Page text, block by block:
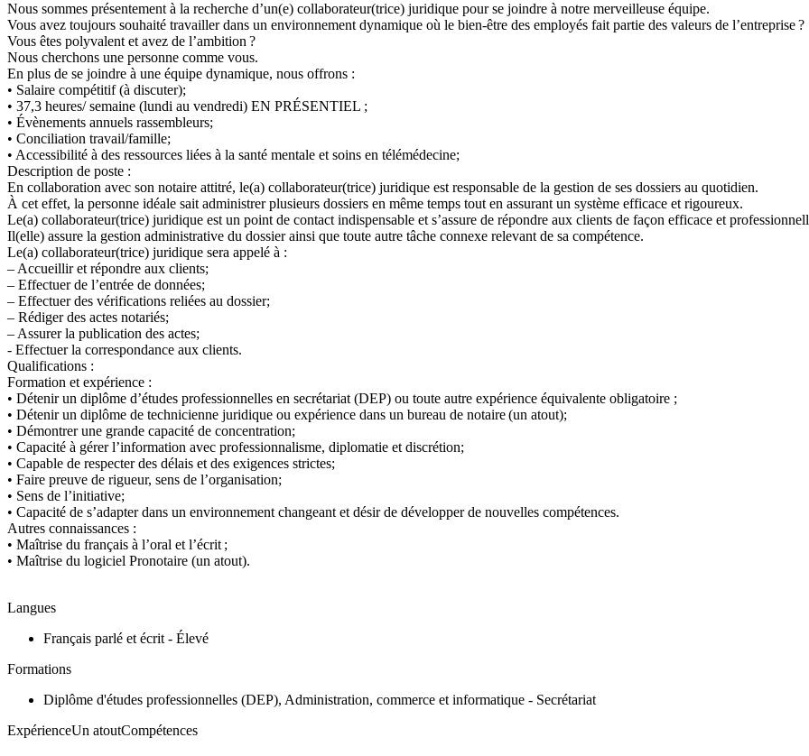
Nous sommes présentement à la recherche d’un(e) collaborateur(trice) juridique pour se joindre à notre merveilleuse équipe.
Vous avez toujours souhaité travailler dans un environnement dynamique où le bien-être des employés fait partie des valeurs de l’entreprise ?
Vous êtes polyvalent et avez de l’ambition ?
Nous cherchons une personne comme vous.
En plus de se joindre à une équipe dynamique, nous offrons :
• Salaire compétitif (à discuter);
• 37,3 heures/ semaine (lundi au vendredi) EN PRÉSENTIEL ;
• Évènements annuels rassembleurs;
• Conciliation travail/famille;
• Accessibilité à des ressources liées à la santé mentale et soins en télémédecine;
Description de poste :
En collaboration avec son notaire attitré, le(a) collaborateur(trice) juridique est responsable de la gestion de ses dossiers au quotidien.
À cet effet, la personne idéale sait administrer plusieurs dossiers en même temps tout en assurant un système efficace et rigoureux.
Le(a) collaborateur(trice) juridique est un point de contact indispensable et s’assure de répondre aux clients de façon efficace et
Il(elle) assure la gestion administrative du dossier ainsi que toute autre tâche connexe relevant de sa compétence.
Le(a) collaborateur(trice) juridique sera appelé à :
– Accueillir et répondre aux clients;
– Effectuer de l’entrée de données;
– Effectuer des vérifications reliées au dossier;
– Rédiger des actes notariés;
– Assurer la publication des actes;
- Effectuer la correspondance aux clients.
Qualifications :
Formation et expérience :
• Détenir un diplôme d’études professionnelles en secrétariat (DEP) ou toute autre expérience équivalente obligatoire ;
• Détenir un diplôme de technicienne juridique ou expérience dans un bureau de notaire (un atout);
• Démontrer une grande capacité de concentration;
• Capacité à gérer l’information avec professionnalisme, diplomatie et discrétion;
• Capable de respecter des délais et des exigences strictes;
• Faire preuve de rigueur, sens de l’organisation;
• Sens de l’initiative;
• Capacité de s’adapter dans un environnement changeant et désir de développer de nouvelles compétences.
Autres connaissances :
• Maîtrise du français à l’oral et l’écrit ;
• Maîtrise du logiciel Pronotaire (un atout).
Langues
Français parlé et écrit - Élevé
Formations
Diplôme d'études professionnelles (DEP), Administration, commerce et informatique - Secrétariat
ExpérienceUn atoutCompétences